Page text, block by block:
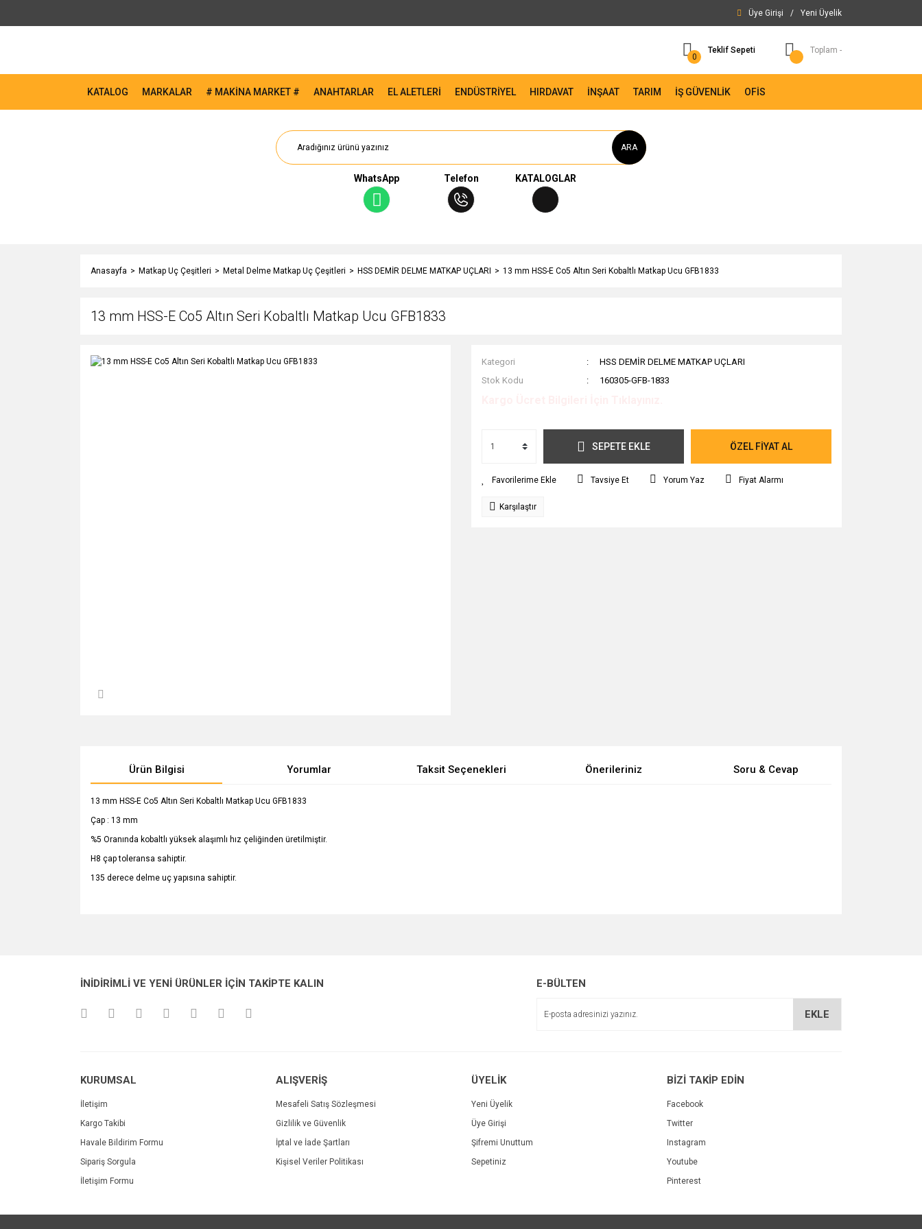
Üye Girişi / Yeni Üyelik
0
Teklif Sepeti Toplam -
KATALOG MARKALAR # MAKİNA MARKET # ANAHTARLAR EL ALETLERİ ENDÜSTRİYEL HIRDAVAT İNŞAAT TARIM İŞ GÜVENLİK OFİS
ARA
WhatsApp Telefon KATALOGLAR
Anasayfa Matkap Uç Çeşitleri Metal Delme Matkap Uç Çeşitleri HSS DEMİR DELME MATKAP UÇLARI 13 mm HSS-E Co5 Altın Seri Kobaltlı Matkap Ucu GFB1833
13 mm HSS-E Co5 Altın Seri Kobaltlı Matkap Ucu GFB1833
Kategori
HSS DEMİR DELME MATKAP UÇLARI
Stok Kodu
160305-GFB-1833
SEPETE EKLE ÖZEL FİYAT AL
Tavsiye Et Yorum Yaz Fiyat Alarmı
Karşılaştır
Ürün Bilgisi Yorumlar Taksit Seçenekleri Önerileriniz Soru & Cevap
13 mm HSS-E Co5 Altın Seri Kobaltlı Matkap Ucu GFB1833
Çap : 13 mm
%5 Oranında kobaltlı yüksek alaşımlı hız çeliğinden üretilmiştir.
H8 çap toleransa sahiptir.
135 derece delme uç yapısına sahiptir.
Ürün açıklamasında eksik bilgiler bulunuyor.
İNİDİRİMLİ VE YENİ ÜRÜNLER İÇİN TAKİPTE KALIN E-BÜLTEN
EKLE
KURUMSAL
İletişim
Kargo Takibi
Havale Bildirim Formu
Sipariş Sorgula
İletişim Formu
ALIŞVERİŞ
Mesafeli Satış Sözleşmesi
Gizlilik ve Güvenlik
İptal ve İade Şartları
Kişisel Veriler Politikası
ÜYELİK
Yeni Üyelik
Üye Girişi
Şifremi Unuttum
Sepetiniz
BİZİ TAKİP EDİN
Facebook
Twitter
Instagram
Youtube
Pinterest